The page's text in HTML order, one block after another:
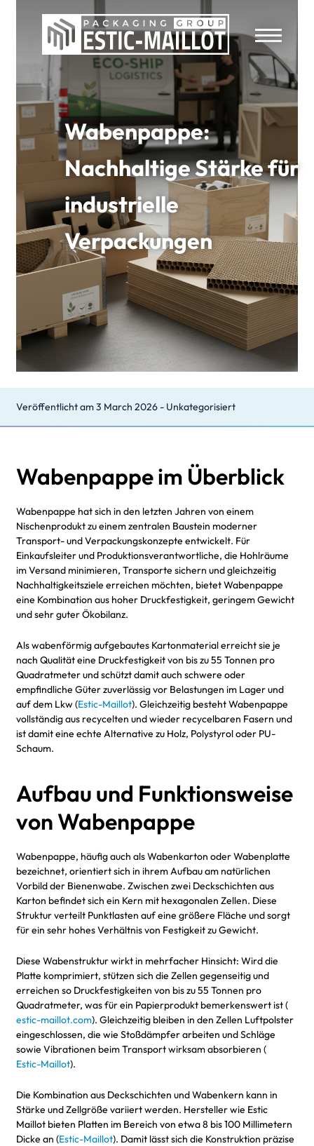
Wabenpappe:
Nachhaltige Stärke für
industrielle
Verpackungen
Veröffentlicht am3 March 2026 - Unkategorisiert
Wabenpappe im Überblick
Wabenpappe hat sich in den letzten Jahren von einem
Nischenprodukt zu einem zentralen Baustein moderner
Transport- und Verpackungskonzepte entwickelt. Für
Einkaufsleiter und Produktionsverantwortliche, die Hohlräume
im Versand minimieren, Transporte sichern und gleichzeitig
Nachhaltigkeitsziele erreichen möchten, bietet Wabenpappe
eine Kombination aus hoher Druckfestigkeit, geringem Gewicht
und sehr guter Ökobilanz.
Als wabenförmig aufgebautes Kartonmaterial erreicht sie je
nach Qualität eine Druckfestigkeit von bis zu 55 Tonnen pro
Quadratmeter und schützt damit auch schwere oder
empfindliche Güter zuverlässig vor Belastungen im Lager und
auf dem Lkw (Estic-Maillot). Gleichzeitig besteht Wabenpappe
vollständig aus recycelten und wieder recycelbaren Fasern und
ist damit eine echte Alternative zu Holz, Polystyrol oder PU-
Schaum.
Aufbau und Funktionsweise
von Wabenpappe
Wabenpappe, häufig auch als Wabenkarton oder Wabenplatte
bezeichnet, orientiert sich in ihrem Aufbau am natürlichen
Vorbild der Bienenwabe. Zwischen zwei Deckschichten aus
Karton befindet sich ein Kern mit hexagonalen Zellen. Diese
Struktur verteilt Punktlasten auf eine größere Fläche und sorgt
für ein sehr hohes Verhältnis von Festigkeit zu Gewicht.
Diese Wabenstruktur wirkt in mehrfacher Hinsicht: Wird die
Platte komprimiert, stützen sich die Zellen gegenseitig und
erreichen so Druckfestigkeiten von bis zu 55 Tonnen pro
Quadratmeter, was für ein Papierprodukt bemerkenswert ist (
estic-maillot.com). Gleichzeitig bleiben in den Zellen Luftpolster
eingeschlossen, die wie Stoßdämpfer arbeiten und Schläge
sowie Vibrationen beim Transport wirksam absorbieren (
Estic-Maillot).
Die Kombination aus Deckschichten und Wabenkern kann in
Stärke und Zellgröße variiert werden. Hersteller wie Estic
Maillot bieten Platten im Bereich von etwa 8 bis 100 Millimetern
Dicke an (Estic-Maillot). Damit lässt sich die Konstruktion präzise